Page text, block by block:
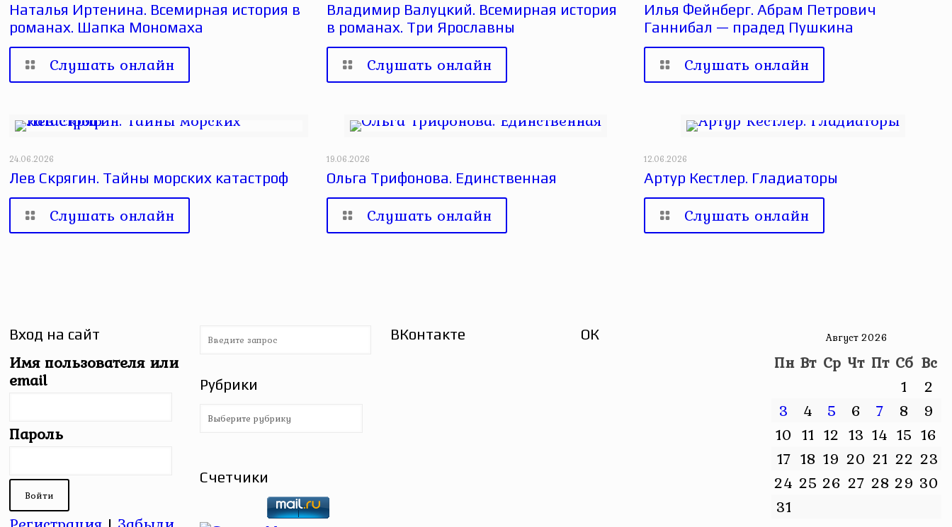
Наталья Иртенина. Всемирная история в
романах. Шапка Мономаха
Слушать онлайн
Владимир Валуцкий. Всемирная история
в романах. Три Ярославны
Слушать онлайн
Илья Фейнберг. Абрам Петрович
Ганнибал — прадед Пушкина
Слушать онлайн
24.06.2026
Лев Скрягин. Тайны морских катастроф
Слушать онлайн
19.06.2026
Ольга Трифонова. Единственная
Слушать онлайн
12.06.2026
Артур Кестлер. Гладиаторы
Слушать онлайн
Вход на сайт
Имя пользователя или
email
Пароль
Рубрики
Рубрики
Счетчики
ВКонтакте ОК Август 2026
Пн Вт Ср Чт Пт Сб Вс
1
2
3
4 5 6 7 8
9
10 11 12 13 14 15 16
17 18 19 20 21 22 23
24 25 26 27 28 29 30
31